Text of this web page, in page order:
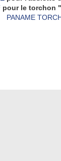
pour le torchon